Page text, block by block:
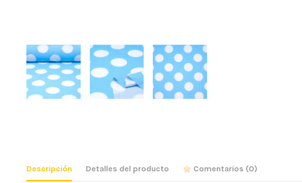
Descripción Detalles del producto Comentarios (0)